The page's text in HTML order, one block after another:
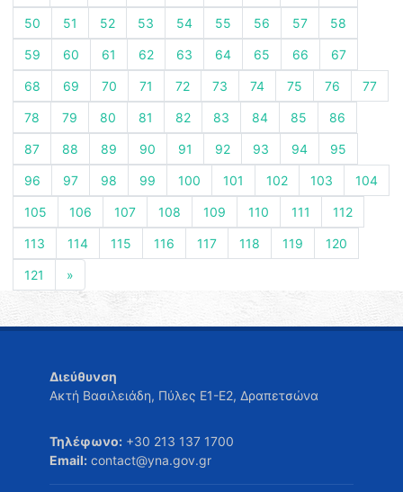
50 51 52 53 54 55 56 57 58
59 60 61 62 63 64 65 66 67
68 69 70 71 72 73 74 75 76 77
78 79 80 81 82 83 84 85 86
87 88 89 90 91 92 93 94 95
96 97 98 99 100 101 102 103 104
105 106 107 108 109 110 111 112
113 114 115 116 117 118 119 120
121 »
Διεύθυνση
Ακτή Βασιλειάδη, Πύλες Ε1-Ε2, Δραπετσώνα
Τηλέφωνο: +30 213 137 1700
Email: contact@yna.gov.gr